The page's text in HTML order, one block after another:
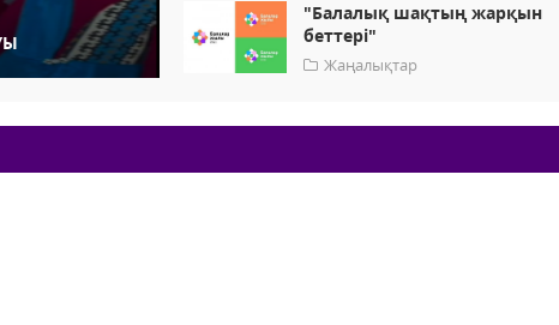
"Балалық шақтың жарқын
беттері"
Жаңалықтар